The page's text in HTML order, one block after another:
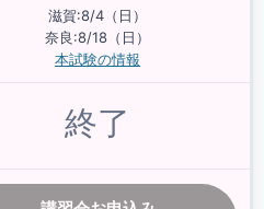
滋賀:8/4（日）
奈良:8/18（日）
本試験の情報
終了